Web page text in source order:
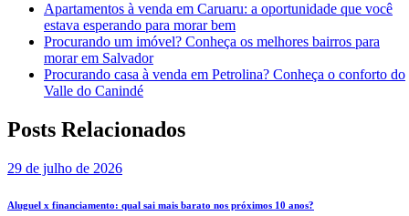
Apartamentos à venda em Caruaru: a oportunidade que você
estava esperando para morar bem
Procurando um imóvel? Conheça os melhores bairros para
morar em Salvador
Procurando casa à venda em Petrolina? Conheça o conforto do
Valle do Canindé
Posts Relacionados
29 de julho de 2026
Aluguel x financiamento: qual sai mais barato nos próximos 10 anos?